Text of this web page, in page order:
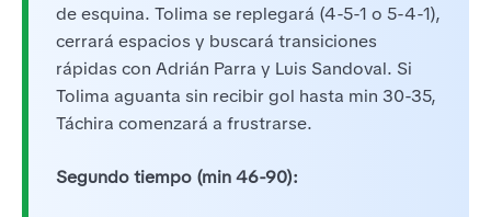
de esquina. Tolima se replegará (4-5-1 o 5-4-1),
cerrará espacios y buscará transiciones
rápidas con Adrián Parra y Luis Sandoval. Si
Tolima aguanta sin recibir gol hasta min 30-35,
Táchira comenzará a frustrarse.
Segundo tiempo (min 46-90):